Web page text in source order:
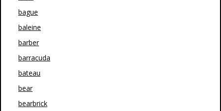
bague
baleine
barber
barracuda
bateau
bear
bearbrick